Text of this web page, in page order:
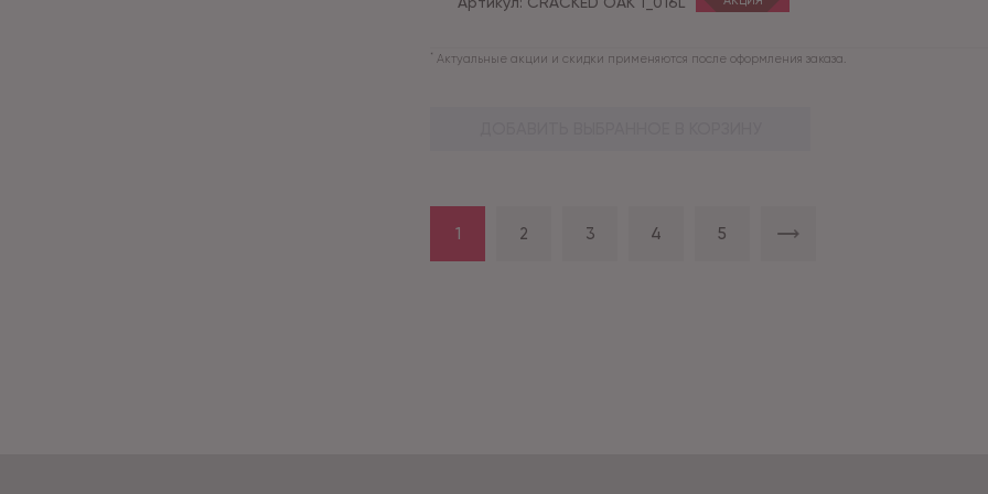
* Актуальные акции и скидки применяются после оформления заказа.
1 2 3 4 5